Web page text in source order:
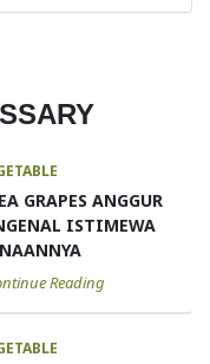
GRAPES ANGGUR
ISTIMEWA
Reading